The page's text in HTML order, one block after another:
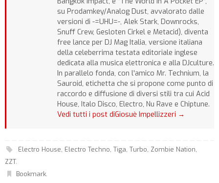
su Prodamkey/Analog Dust, avvalorato dalle
versioni di -=UHU=-, Alek Stark, Downrocks,
Snuff Crew, Gesloten Cirkel e Metacid), diventa
free lance per DJ Mag Italia, versione italiana
della celeberrima testata editoriale inglese
dedicata alla musica elettronica e alla DJculture.
In parallelo fonda, con l'amico Mr. Technium, la
Sauroid, etichetta che si propone come punto di
raccordo e diffusione di diversi stili tra cui Acid
House, Italo Disco, Electro, Nu Rave e Chiptune.
Vedi tutti i post diGiosuè Impellizzeri →
Electro House, Electro Techno, Tiga, Turbo, Zombie Nation,
ZZT.
Bookmark.